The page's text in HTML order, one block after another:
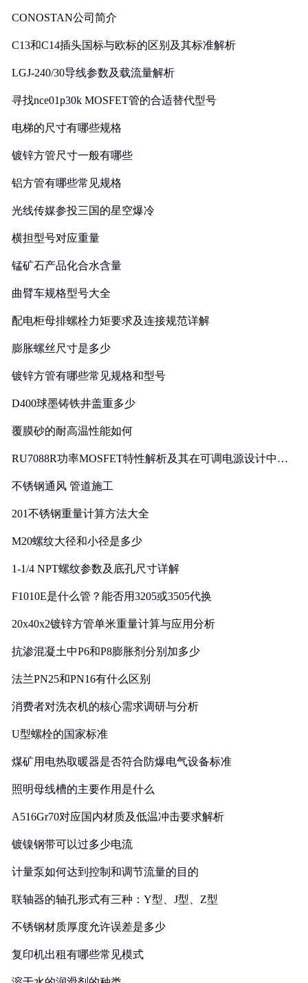
CONOSTAN公司简介
C13和C14插头国标与欧标的区别及其标准解析
LGJ-240/30导线参数及载流量解析
寻找nce01p30k MOSFET管的合适替代型号
电梯的尺寸有哪些规格
镀锌方管尺寸一般有哪些
铝方管有哪些常见规格
光线传媒参投三国的星空爆冷
横担型号对应重量
锰矿石产品化合水含量
曲臂车规格型号大全
配电柜母排螺栓力矩要求及连接规范详解
膨胀螺丝尺寸是多少
镀锌方管有哪些常见规格和型号
D400球墨铸铁井盖重多少
覆膜砂的耐高温性能如何
RU7088R功率MOSFET特性解析及其在可调电源设计中的
不锈钢通风 管道施工
201不锈钢重量计算方法大全
M20螺纹大径和小径是多少
1-1/4 NPT螺纹参数及底孔尺寸详解
F1010E是什么管？能否用3205或3505代换
20x40x2镀锌方管单米重量计算与应用分析
抗渗混凝土中P6和P8膨胀剂分别加多少
法兰PN25和PN16有什么区别
消费者对洗衣机的核心需求调研与分析
U型螺栓的国家标准
煤矿用电热取暖器是否符合防爆电气设备标准
照明母线槽的主要作用是什么
A516Gr70对应国内材质及低温冲击要求解析
镀镍钢带可以过多少电流
计量泵如何达到控制和调节流量的目的
联轴器的轴孔形式有三种：Y型、J型、Z型
不锈钢材质厚度允许误差是多少
复印机出租有哪些常见模式